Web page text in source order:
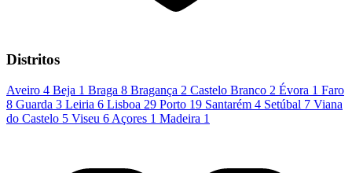
Distritos
Aveiro 4 Beja 1 Braga 8 Bragança 2 Castelo Branco 2 Évora 1 Faro
8 Guarda 3 Leiria 6 Lisboa 29 Porto 19 Santarém 4 Setúbal 7 Viana
do Castelo 5 Viseu 6 Açores 1 Madeira 1